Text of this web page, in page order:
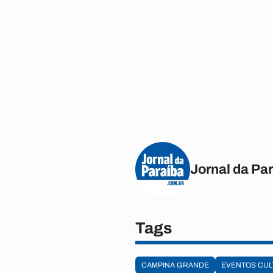
Jornal da
Tags
CAMPINA GRANDE EVENTOS